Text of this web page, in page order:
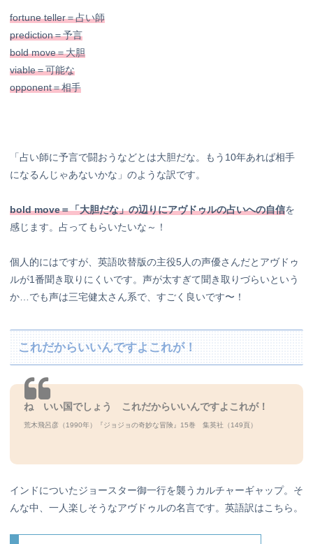
fortune teller＝占い師
prediction＝予言
bold move＝大胆
viable＝可能な
opponent＝相手
「占い師に予言で闘おうなどとは大胆だな。もう10年あれば相手
になるんじゃあないかな」のような訳です。
bold move＝「大胆だな」の辺りにアヴドゥルの占いへの自信を
感じます。占ってもらいたいな～！
個人的にはですが、英語吹替版の主役5人の声優さんだとアヴドゥ
ルが1番聞き取りにくいです。声が太すぎて聞き取りづらいという
か…でも声は三宅健太さん系で、すごく良いです〜！
これだからいいんですよこれが！
ね いい国でしょう これだからいいんですよこれが！
荒木飛呂彦（1990年）『ジョジョの奇妙な冒険』15巻 集英社（149頁）
インドについたジョースター御一行を襲うカルチャーギャップ。そ
んな中、一人楽しそうなアヴドゥルの名言です。英語訳はこちら。